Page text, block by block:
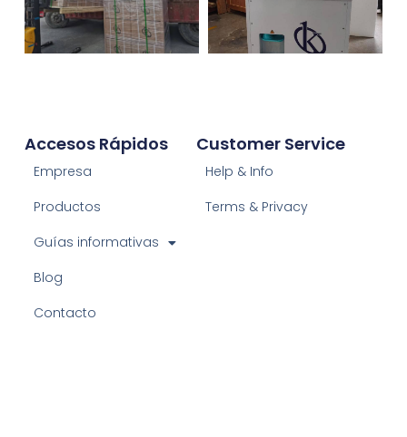
Customer Service
Help & Info
Terms & Privacy
Accesos Rápidos
Empresa
Productos
Guías informativas
Blog
Contacto